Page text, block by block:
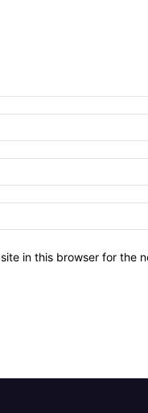
in this browser for the